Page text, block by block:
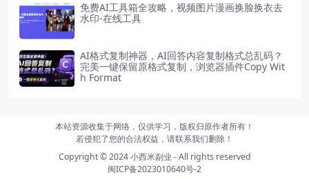
免费AI工具箱全攻略，视频图片漫画换脸换衣去
水印-在线工具
AI格式复制神器，AI回答内容复制格式总乱码？
完美一键保留原格式复制，浏览器插件Copy Wit
h Format
本站资源收集于网络，仅供学习，版权归原作者所有！
若侵犯了您的合法权益，请联系我们删除！
Copyright © 2024小西米副业 - All rights reserved
闽ICP备2023010640号-2